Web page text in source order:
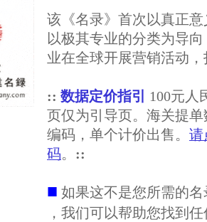
该《名录》首次以真正
以极其专业的分类为导
业在全球开展营销活动
:: 数据定价指引
100元人
页仅为引导页。海关提
编码，单个计价出售。 请
码。 ::
■ 如果这不是您所需的
，我们可以帮助您找到